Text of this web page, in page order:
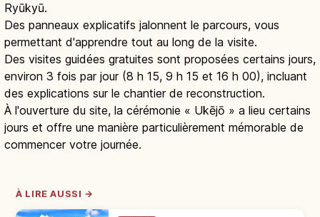
Ryūkyū.
Des panneaux explicatifs jalonnent le parcours, vous
permettant d'apprendre tout au long de la visite.
Des visites guidées gratuites sont proposées certains jours,
environ 3 fois par jour (8 h 15, 9 h 15 et 16 h 00), incluant
des explications sur le chantier de reconstruction.
À l'ouverture du site, la cérémonie « Ukējō » a lieu certains
jours et offre une manière particulièrement mémorable de
commencer votre journée.
À LIRE AUSSI →